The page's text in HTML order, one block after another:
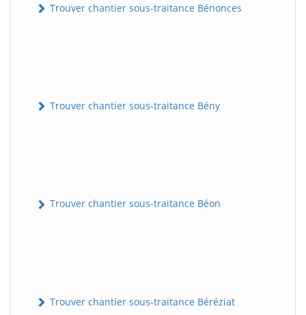
Trouver chantier sous-traitance Bénonces
Trouver chantier sous-traitance Bény
Trouver chantier sous-traitance Béon
Trouver chantier sous-traitance Béréziat